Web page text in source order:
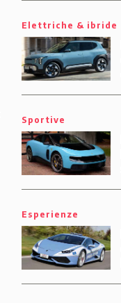
Elettriche & ibride
Sportive
Esperienze